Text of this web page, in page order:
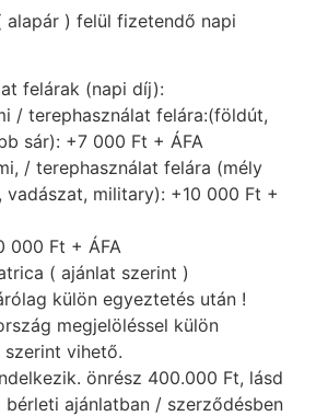
alapár ) felül fizetendő napi
felárak (napi díj):
/ terephasználat felára:(földút,
sár): +7 000 Ft + ÁFA
/ terephasználat felára (mély
vadászat, military): +10 000 Ft +
000 Ft + ÁFA
( ajánlat szerint )
külön egyeztetés után !
megjelöléssel külön
szerint vihető.
önrész 400.000 Ft, lásd
bérleti ajánlatban / szerződésben